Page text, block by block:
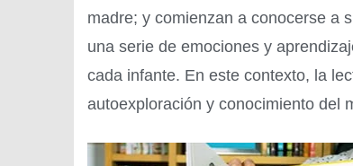
madre; y comienzan a conocerse a
una serie de emociones y
cada infante. En este contexto, la
autoexploración y conocimiento del